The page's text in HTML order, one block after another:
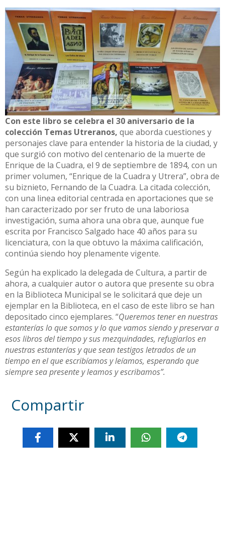
Con este libro se celebra el 30 aniversario de la
colección Temas Utreranos, que aborda cuestiones y
personajes clave para entender la historia de la ciudad, y
que surgió con motivo del centenario de la muerte de
Enrique de la Cuadra, el 9 de septiembre de 1894, con un
primer volumen, “Enrique de la Cuadra y Utrera”, obra de
su biznieto, Fernando de la Cuadra. La citada colección,
con una linea editorial centrada en aportaciones que se
han caracterizado por ser fruto de una laboriosa
investigación, suma ahora una obra que, aunque fue
escrita por Francisco Salgado hace 40 años para su
licenciatura, con la que obtuvo la máxima calificación,
continúa siendo hoy plenamente vigente.
Según ha explicado la delegada de Cultura, a partir de
ahora, a cualquier autor o autora que presente su obra
en la Biblioteca Municipal se le solicitará que deje un
ejemplar en la Biblioteca, en el caso de este libro se han
depositado cinco ejemplares. “Queremos tener en nuestras
estanterías lo que somos y lo que vamos siendo y preservar a
esos libros del tiempo y sus mezquindades, refugiarlos en
nuestras estanterías y que sean testigos letrados de un
tiempo en el que escribíamos y leíamos, esperando que
siempre sea presente y leamos y escribamos”.
Compartir